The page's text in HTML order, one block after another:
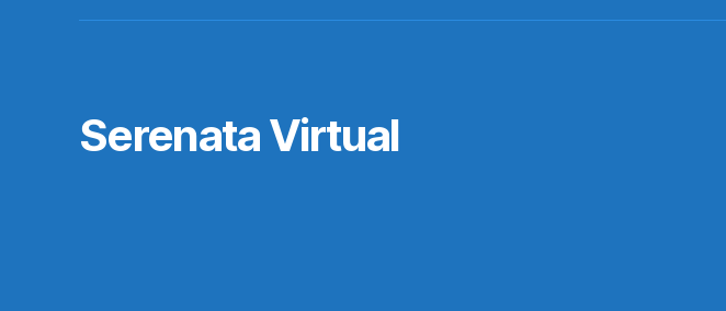
Serenata Virtual